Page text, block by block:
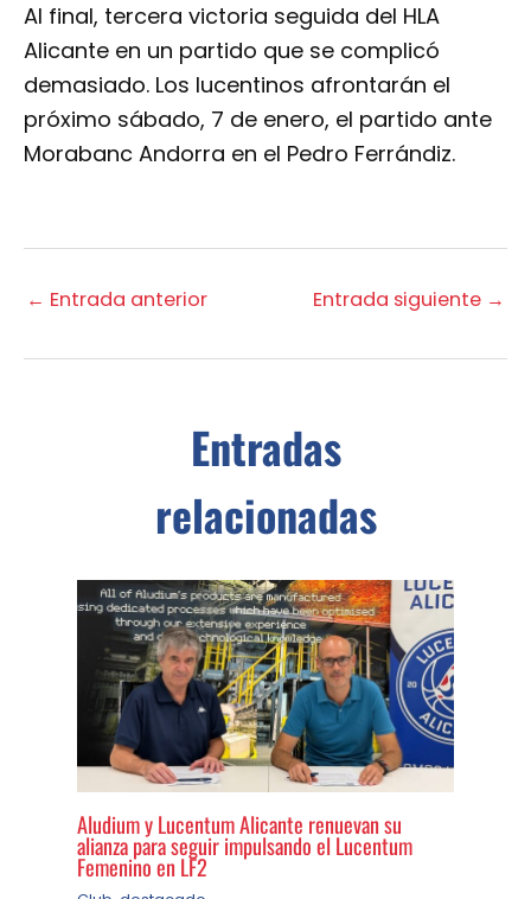
Al final, tercera victoria seguida del HLA
Alicante en un partido que se complicó
demasiado. Los lucentinos afrontarán el
próximo sábado, 7 de enero, el partido ante
Morabanc Andorra en el Pedro Ferrándiz.
← Entrada anterior Entrada siguiente →
Entradas
relacionadas
Aludium y Lucentum Alicante renuevan su
alianza para seguir impulsando el Lucentum
Femenino en LF2